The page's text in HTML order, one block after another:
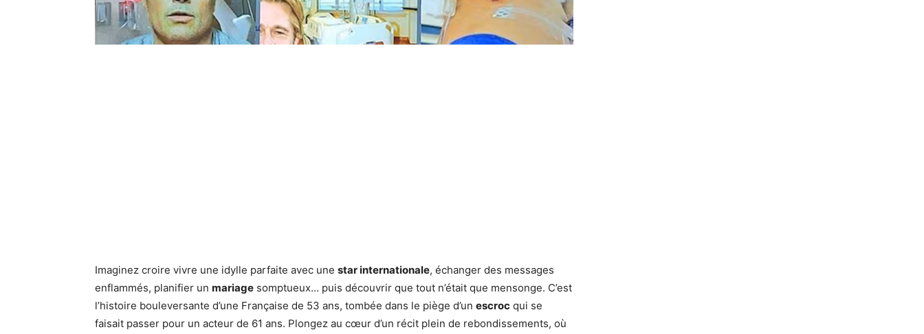
Imaginez croire vivre une idylle parfaite avec une star internationale, échanger des messages
enflammés, planifier un mariage somptueux… puis découvrir que tout n’était que mensonge. C’est
l’histoire bouleversante d’une Française de 53 ans, tombée dans le piège d’un escroc qui se
faisait passer pour un acteur de 61 ans. Plongez au cœur d’un récit plein de rebondissements, où